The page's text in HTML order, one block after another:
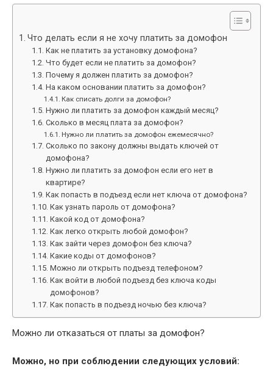
Что делать если я не хочу платить за домофон
Как не платить за установку домофона?
Что будет если не платить за домофон?
Почему я должен платить за домофон?
На каком основании платить за домофон?
Как списать долги за домофон?
Нужно ли платить за домофон каждый месяц?
Сколько в месяц плата за домофон?
Нужно ли платить за домофон ежемесячно?
Сколько по закону должны выдать ключей от
домофона?
Нужно ли платить за домофон если его нет в
квартире?
Как попасть в подъезд если нет ключа от домофона?
Как узнать пароль от домофона?
Какой код от домофона?
Как легко открыть любой домофон?
Как зайти через домофон без ключа?
Какие коды от домофонов?
Можно ли открыть подъезд телефоном?
Как войти в любой подъезд без ключа коды
домофонов?
Как попасть в подъезд ночью без ключа?
Можно ли отказаться от платы за домофон?
Можно, но при соблюдении следующих условий: